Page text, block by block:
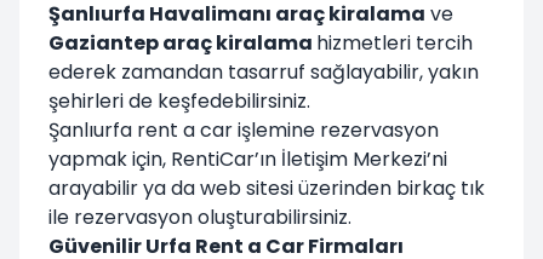
Şanlıurfa Havalimanı araç kiralama ve
Gaziantep araç kiralama hizmetleri tercih
ederek zamandan tasarruf sağlayabilir, yakın
şehirleri de keşfedebilirsiniz.
Şanlıurfa rent a car işlemine rezervasyon
yapmak için, RentiCar’ın İletişim Merkezi’ni
arayabilir ya da web sitesi üzerinden birkaç tık
ile rezervasyon oluşturabilirsiniz.
Güvenilir Urfa Rent a Car Firmaları